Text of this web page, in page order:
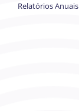
Relatórios Anuais